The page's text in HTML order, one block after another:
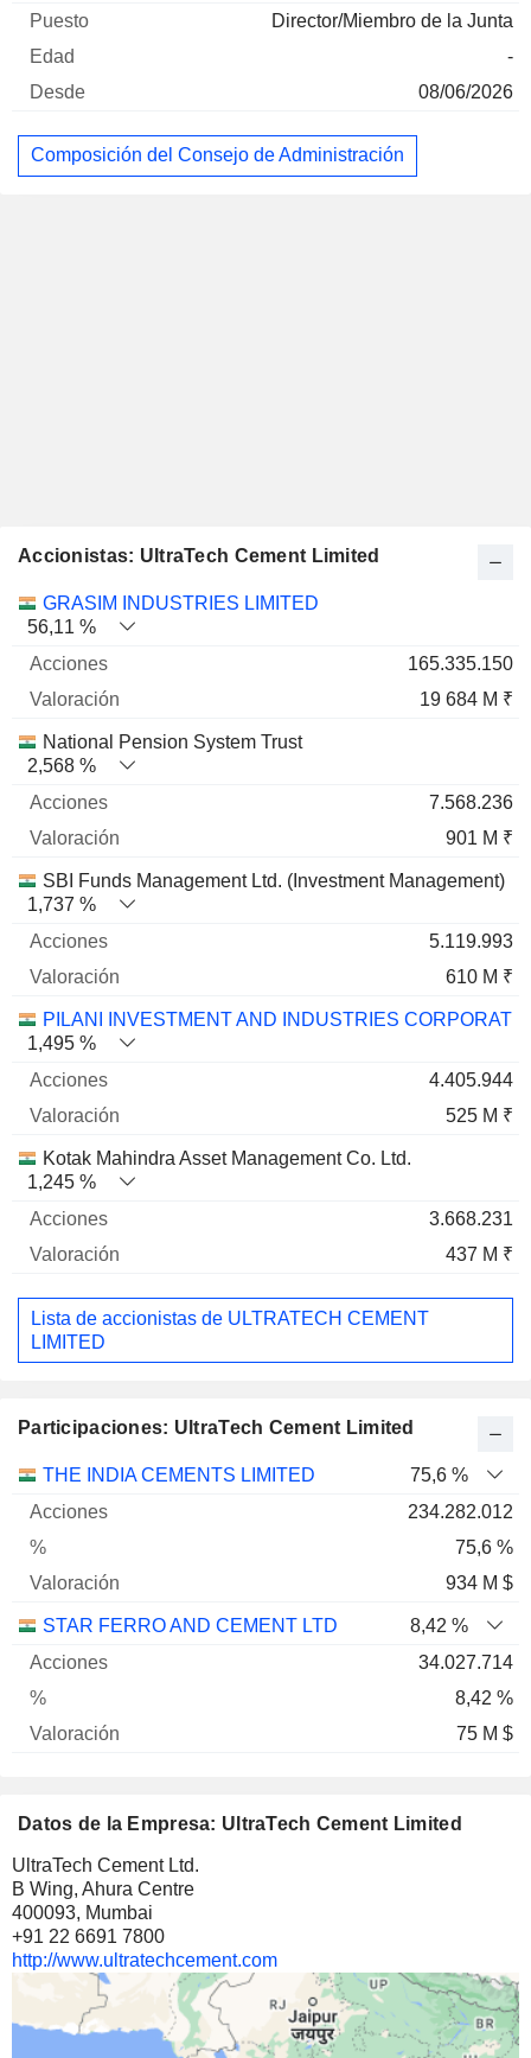
Director/Miembro de la Junta
-
08/06/2026
Composición del Consejo de Administración
Accionistas: UltraTech Cement Limited
Nombre Acciones % Valoración
GRASIM INDUSTRIES LIMITED
56,11 %
165.335.150
19 684 M ₹
National Pension System Trust
2,568 %
7.568.236
901 M ₹
SBI Funds Management Ltd. (Investment Management)
1,737 %
5.119.993
610 M ₹
PILANI INVESTMENT AND INDUSTRIES
1,495 %
4.405.944
525 M ₹
Kotak Mahindra Asset Management Co. Ltd.
1,245 %
3.668.231
437 M ₹
Lista de accionistas de ULTRATECH CEMENT
LIMITED
Participaciones: UltraTech Cement Limited
Nombre Acciones % Valoración
THE INDIA CEMENTS LIMITED
75,6 %
234.282.012
75,6 %
934 M $
STAR FERRO AND CEMENT LTD
8,42 %
34.027.714
8,42 %
75 M $
Datos de la Empresa: UltraTech Cement Limited
UltraTech Cement Ltd.
B Wing, Ahura Centre
400093, Mumbai
+91 22 6691 7800
http://www.ultratechcement.com